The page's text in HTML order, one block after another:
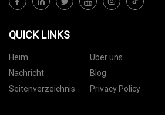
QUICK LINKS
Heim Über uns
Nachricht
Blog
Seitenverzeichnis
Privacy Policy